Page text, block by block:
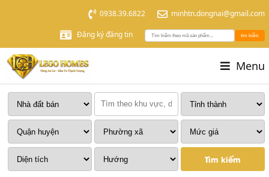
0938.39.6822 minhtn.dongnai@gmail.com
Đăng ký đăng tin tìm kiếm
Menu
Tìm kiếm